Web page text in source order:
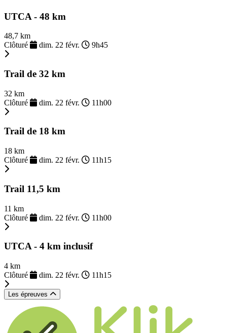
UTCA - 48 km
48,7 km
Clôturé
dim. 22 févr. 9h45
Trail de 32 km
32 km
Clôturé
dim. 22 févr. 11h00
Trail de 18 km
18 km
Clôturé
dim. 22 févr. 11h15
Trail 11,5 km
11 km
Clôturé
dim. 22 févr. 11h00
UTCA - 4 km inclusif
4 km
Clôturé
dim. 22 févr. 11h15
Les épreuves